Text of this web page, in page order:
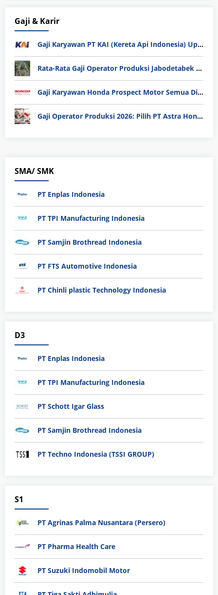
Gaji & Karir
Gaji Karyawan PT KAI (Kereta Api Indonesia) Update 2025
Rata-Rata Gaji Operator Produksi Jabodetabek 2025: Bedah Tuntas UMK, Lemburan, dan Realita Hidup Buruh
Gaji Karyawan Honda Prospect Motor Semua Divisi
Gaji Operator Produksi 2026: Pilih PT Astra Honda Motor (AHM) atau Manufaktur di Jepang?
SMA/ SMK
PT Enplas Indonesia
PT TPI Manufacturing Indonesia
PT Samjin Brothread Indonesia
PT FTS Automotive Indonesia
PT Chinli plastic Technology Indonesia
D3
PT Enplas Indonesia
PT TPI Manufacturing Indonesia
PT Schott Igar Glass
PT Samjin Brothread Indonesia
PT Techno Indonesia (TSSI GROUP)
S1
PT Agrinas Palma Nusantara (Persero)
PT Pharma Health Care
PT Suzuki Indomobil Motor